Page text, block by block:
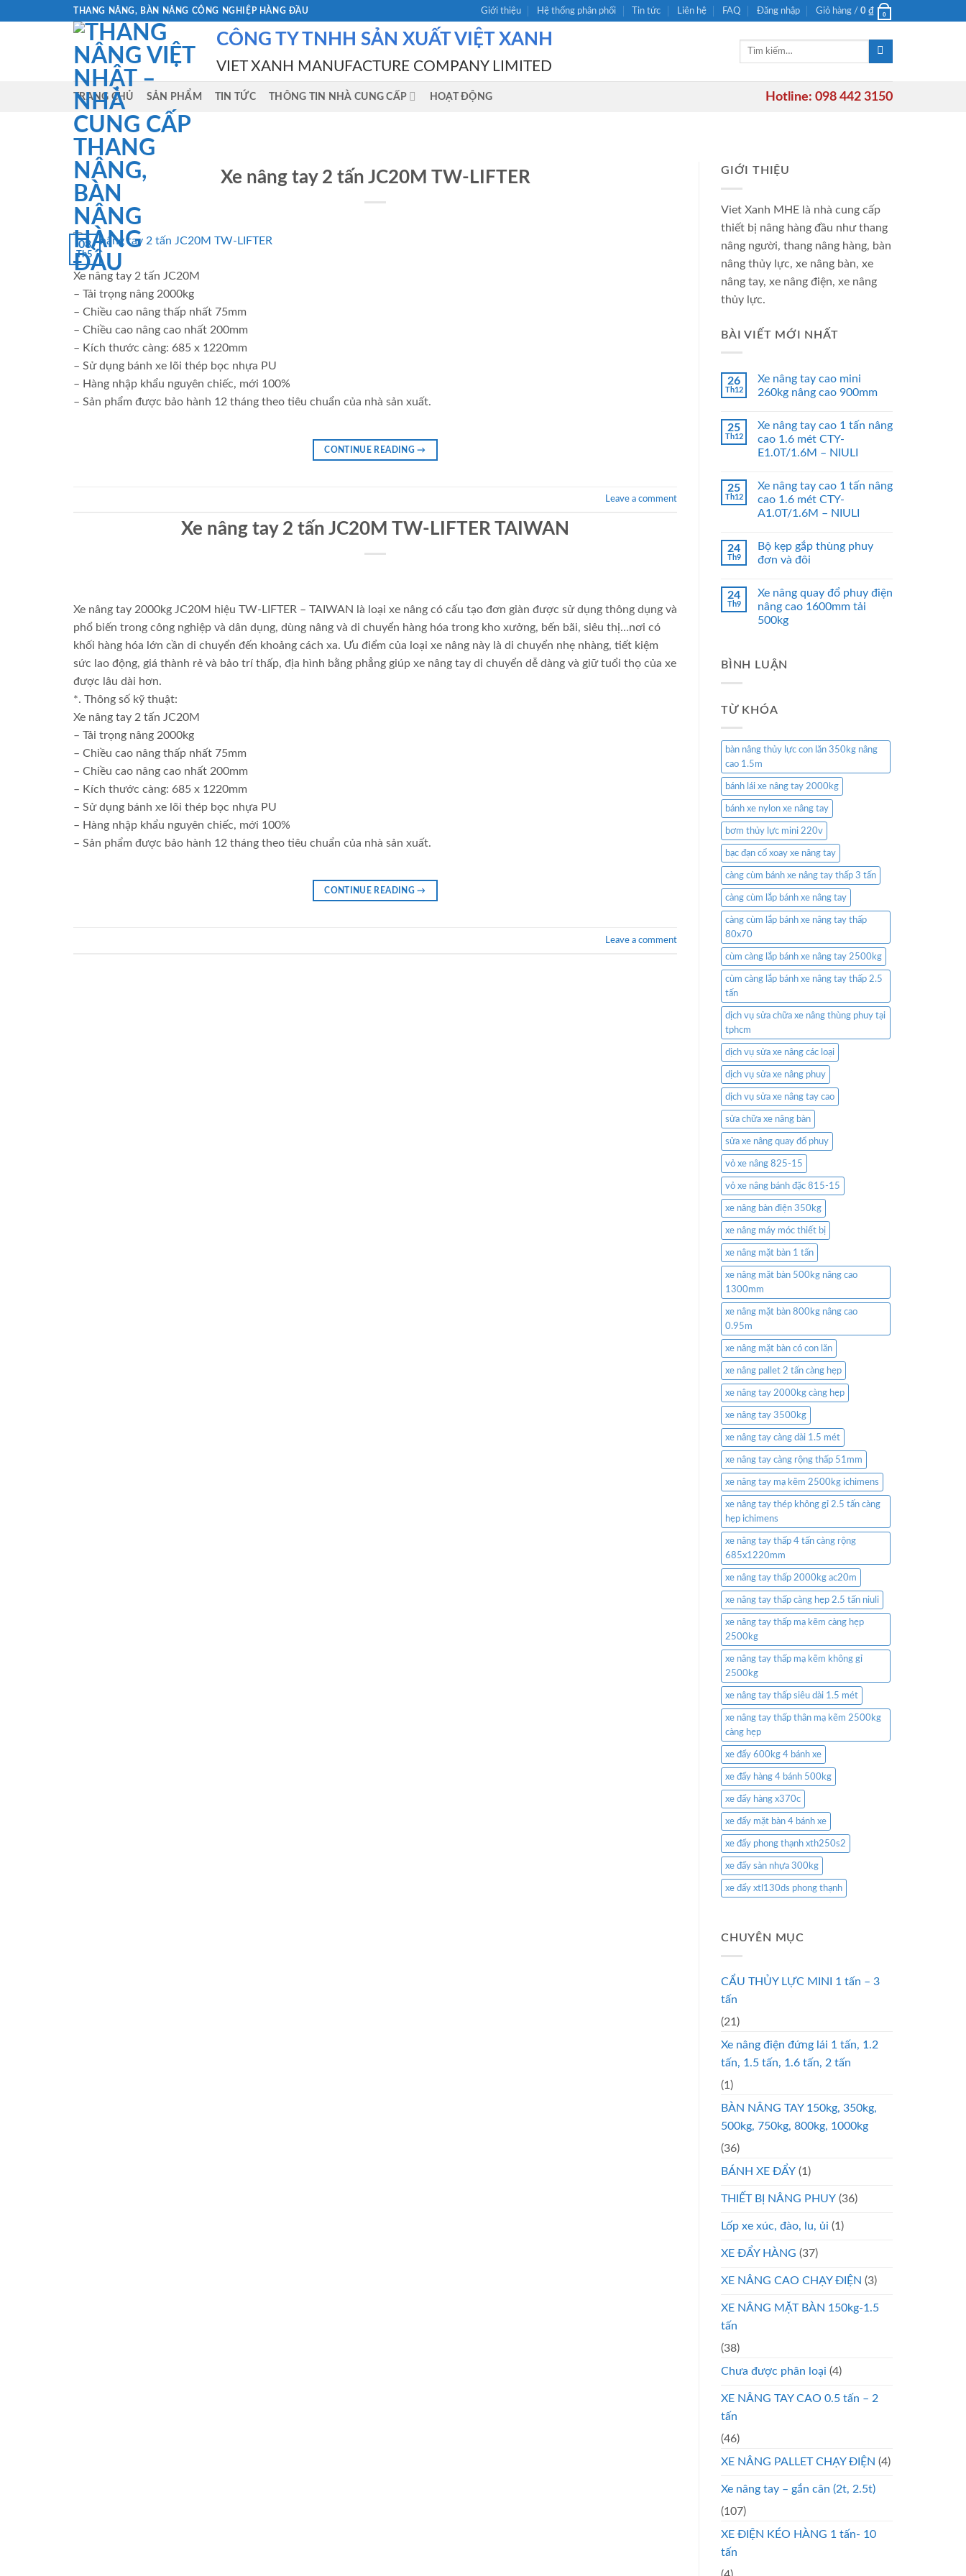
THANG NÂNG, BÀN NÂNG CÔNG NGHIỆP HÀNG ĐẦU Giới thiệu Hệ thống phân phối Tin tức Liên hệ FAQ Đăng nhập Giỏ hàng / 0 ₫ 0
CÔNG TY TNHH SẢN XUẤT VIỆT XANH
VIET XANH MANUFACTURE COMPANY LIMITED
Tìm
TRANG CHỦ SẢN PHẨM TIN TỨC THÔNG TIN NHÀ CUNG CẤP HOẠT ĐỘNG Hotline: 098 442 3150
Xe nâng tay 2 tấn JC20M TW-LIFTER
08
Th5
Xe nâng tay 2 tấn JC20M
– Tải trọng nâng 2000kg
– Chiều cao nâng thấp nhất 75mm
– Chiều cao nâng cao nhất 200mm
– Kích thước càng: 685 x 1220mm
– Sử dụng bánh xe lõi thép bọc nhựa PU
– Hàng nhập khẩu nguyên chiếc, mới 100%
– Sản phẩm được bảo hành 12 tháng theo tiêu chuẩn của nhà sản xuất.
CONTINUE READING→
Leave a comment
Xe nâng tay 2 tấn JC20M TW-LIFTER TAIWAN
Xe nâng tay 2000kg JC20M hiệu TW-LIFTER – TAIWAN là loại xe nâng có cấu tạo đơn giàn được sử dụng thông dụng và
phổ biến trong công nghiệp và dân dụng, dùng nâng và di chuyển hàng hóa trong kho xưởng, bến bãi, siêu thị…nơi có
khối hàng hóa lớn cần di chuyển đến khoảng cách xa. Ưu điểm của loại xe nâng này là di chuyển nhẹ nhàng, tiết kiệm
sức lao động, giá thành rẻ và bảo trí thấp, địa hình bằng phẳng giúp xe nâng tay di chuyển dễ dàng và giữ tuổi thọ của xe
được lâu dài hơn.
*. Thông số kỹ thuật:
Xe nâng tay 2 tấn JC20M
– Tải trọng nâng 2000kg
– Chiều cao nâng thấp nhất 75mm
– Chiều cao nâng cao nhất 200mm
– Kích thước càng: 685 x 1220mm
– Sử dụng bánh xe lõi thép bọc nhựa PU
– Hàng nhập khẩu nguyên chiếc, mới 100%
– Sản phẩm được bảo hành 12 tháng theo tiêu chuẩn của nhà sản xuất.
CONTINUE READING→
Leave a comment
GIỚI THIỆU
Viet Xanh MHE là nhà cung cấp
thiết bị nâng hàng đầu như thang
nâng người, thang nâng hàng, bàn
nâng thủy lực, xe nâng bàn, xe
nâng tay, xe nâng điện, xe nâng
thủy lực.
BÀI VIẾT MỚI NHẤT
26
Th12
Xe nâng tay cao mini
260kg nâng cao 900mm
25
Th12
Xe nâng tay cao 1 tấn nâng
cao 1.6 mét CTY-
E1.0T/1.6M – NIULI
25
Th12
Xe nâng tay cao 1 tấn nâng
cao 1.6 mét CTY-
A1.0T/1.6M – NIULI
24
Th9
Bộ kẹp gắp thùng phuy
đơn và đôi
24
Th9
Xe nâng quay đổ phuy điện
nâng cao 1600mm tải
500kg
BÌNH LUẬN
TỪ KHÓA
bàn nâng thủy lực con lăn 350kg nâng
cao 1.5m
bánh lái xe nâng tay 2000kg
bánh xe nylon xe nâng tay
bơm thủy lực mini 220v
bạc đạn cổ xoay xe nâng tay
càng cùm bánh xe nâng tay thấp 3 tấn
càng cùm lắp bánh xe nâng tay
càng cùm lắp bánh xe nâng tay thấp
80x70
cùm càng lắp bánh xe nâng tay 2500kg
cùm càng lắp bánh xe nâng tay thấp 2.5
tấn
dịch vụ sửa chữa xe nâng thùng phuy tại
tphcm
dịch vụ sửa xe nâng các loại
dịch vụ sửa xe nâng phuy
dịch vụ sửa xe nâng tay cao
sửa chữa xe nâng bàn
sửa xe nâng quay đổ phuy
vỏ xe nâng 825-15
vỏ xe nâng bánh đặc 815-15
xe nâng bàn điện 350kg
xe nâng máy móc thiết bị
xe nâng mặt bàn 1 tấn
xe nâng mặt bàn 500kg nâng cao
1300mm
xe nâng mặt bàn 800kg nâng cao
0.95m
xe nâng mặt bàn có con lăn
xe nâng pallet 2 tấn càng hẹp
xe nâng tay 2000kg càng hẹp
xe nâng tay 3500kg
xe nâng tay càng dài 1.5 mét
xe nâng tay càng rộng thấp 51mm
xe nâng tay mạ kẽm 2500kg ichimens
xe nâng tay thép không gỉ 2.5 tấn càng
hẹp ichimens
xe nâng tay thấp 4 tấn càng rộng
685x1220mm
xe nâng tay thấp 2000kg ac20m
xe nâng tay thấp càng hẹp 2.5 tấn niuli
xe nâng tay thấp mạ kẽm càng hẹp
2500kg
xe nâng tay thấp mạ kẽm không gỉ
2500kg
xe nâng tay thấp siêu dài 1.5 mét
xe nâng tay thấp thân mạ kẽm 2500kg
càng hẹp
xe đẩy 600kg 4 bánh xe
xe đẩy hàng 4 bánh 500kg
xe đẩy hàng x370c
xe đẩy mặt bàn 4 bánh xe
xe đẩy phong thạnh xth250s2
xe đẩy sàn nhựa 300kg
xe đẩy xtl130ds phong thạnh
CHUYÊN MỤC
CẨU THỦY LỰC MINI 1 tấn – 3
tấn
(21)
Xe nâng điện đứng lái 1 tấn, 1.2
tấn, 1.5 tấn, 1.6 tấn, 2 tấn
(1)
BÀN NÂNG TAY 150kg, 350kg,
500kg, 750kg, 800kg, 1000kg
(36)
BÁNH XE ĐẨY (1)
THIẾT BỊ NÂNG PHUY (36)
Lốp xe xúc, đào, lu, ủi (1)
XE ĐẨY HÀNG (37)
XE NÂNG CAO CHẠY ĐIỆN (3)
XE NÂNG MẶT BÀN 150kg-1.5
tấn
(38)
Chưa được phân loại (4)
XE NÂNG TAY CAO 0.5 tấn – 2
tấn
(46)
XE NÂNG PALLET CHẠY ĐIỆN (4)
Xe nâng tay – gắn cân (2t, 2.5t)
(107)
XE ĐIỆN KÉO HÀNG 1 tấn- 10
tấn